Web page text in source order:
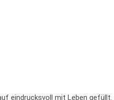
eindrucksvoll mit Leben